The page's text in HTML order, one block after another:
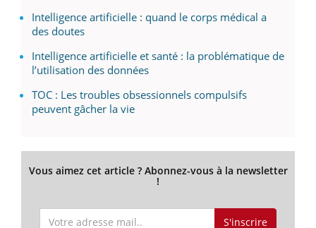
Intelligence artificielle : quand le corps médical a
des doutes
Intelligence artificielle et santé : la problématique de
l’utilisation des données
TOC : Les troubles obsessionnels compulsifs
peuvent gâcher la vie
Vous aimez cet article ? Abonnez-vous à la newsletter
!
S'inscrire